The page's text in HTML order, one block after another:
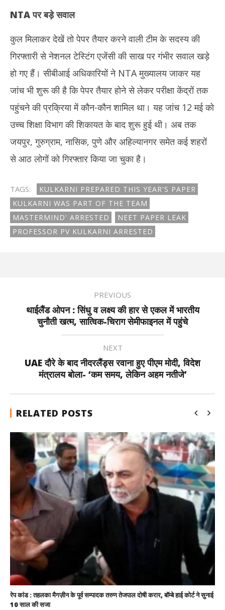
NTA पर बड़े सवाल
कुल मिलाकर देखें तो पेपर तैयार करने वाली टीम के सदस्य की
गिरफ्तारी से नेशनल टेस्टिंग एजेंसी की साख पर गंभीर सवाल खड़े
हो गए हैं। सीबीआई अधिकारियों ने NTA मुख्यालय जाकर यह
जांच भी शुरू की है कि पेपर तैयार होने से लेकर परीक्षा केंद्रों तक
पहुंचने की प्रक्रिया में कौन-कौन शामिल था। यह जांच 12 मई को
उच्च शिक्षा विभाग की शिकायत के बाद शुरू हुई थी। अब तक
जयपुर, गुरुग्राम, नासिक, पुणे और अहिल्यानगर समेत कई शहरों
से आठ लोगों को गिरफ्तार किया जा चुका है।
TAGS:
KULKARNI PREPARED THIS YEAR'S PAPER
KULKARNI WAS PART OF THE TEAM
MASTERMIND' ARRESTED
NEET PAPER LEAK
PROFESSOR PV KULKARNI ARRESTED
PREVIOUS
थाईलैंड ओपन : सिंधु व लक्ष्य की हार से एकल में भारतीय
चुनौती खत्म, सात्विक-चिराग सेमीफाइनल में पहुंचे
NEXT
UAE दौरे के बाद नीदरलैंड्स रवाना हुए पीएम मोदी, विदेश
मंत्रालय बोला- ‘कम समय, लेकिन अहम नतीजे’
RELATED POSTS
रेप कांड : तहलका मैगज़ीन के पूर्व सम्पादक तरुण तेजपाल दोषी करार, बॉम्बे हाई कोर्ट ने सुनाई
10 साल की सजा